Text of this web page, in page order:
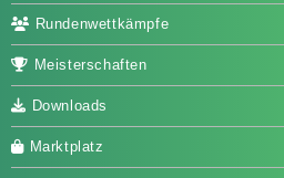
Rundenwettkämpfe
Meisterschaften
Downloads
Marktplatz